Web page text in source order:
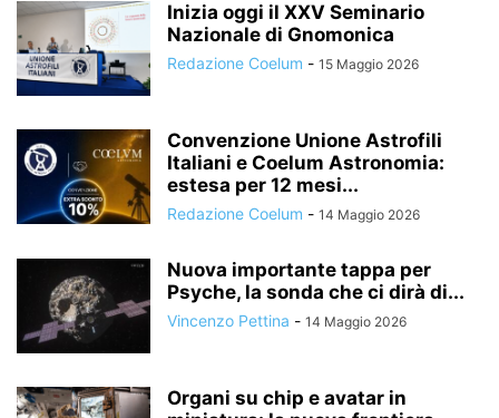
Inizia oggi il XXV Seminario
Nazionale di Gnomonica
Redazione Coelum - 15 Maggio 2026
Convenzione Unione Astrofili
Italiani e Coelum Astronomia:
estesa per 12 mesi...
Redazione Coelum - 14 Maggio 2026
Nuova importante tappa per
Psyche, la sonda che ci dirà di...
Vincenzo Pettina - 14 Maggio 2026
Organi su chip e avatar in